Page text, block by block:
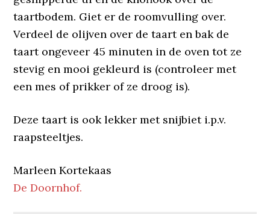
taartbodem. Giet er de roomvulling over.
Verdeel de olijven over de taart en bak de
taart ongeveer 45 minuten in de oven tot ze
stevig en mooi gekleurd is (controleer met
een mes of prikker of ze droog is).
Deze taart is ook lekker met snijbiet i.p.v.
raapsteeltjes.
Marleen Kortekaas
De Doornhof.